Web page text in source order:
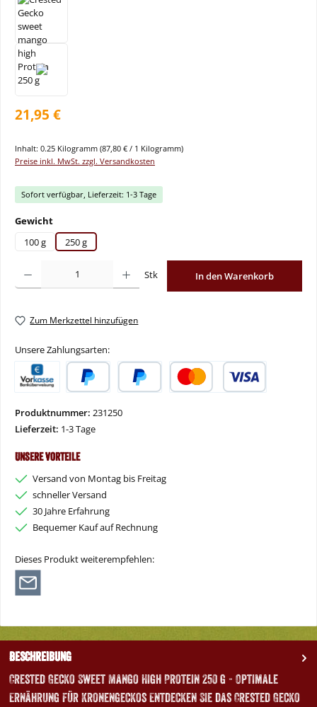
21,95 €
Inhalt: 0.25 Kilogramm (87,80 € / 1 Kilogramm)
Preise inkl. MwSt. zzgl. Versandkosten
Sofort verfügbar, Lieferzeit: 1-3 Tage
Gewichtauswählen
100 g
250 g
Stk In den Warenkorb
Zum Merkzettel hinzufügen
Unsere Zahlungsarten:
Produktnummer: 231250
Lieferzeit: 1-3 Tage
Unsere Vorteile
Versand von Montag bis Freitag
schneller Versand
30 Jahre Erfahrung
Bequemer Kauf auf Rechnung
Dieses Produkt weiterempfehlen:
Beschreibung
Crested Gecko Sweet Mango High Protein 250 g - Optimale
Ernährung für Kronengeckos Entdecken Sie das Crested Gecko